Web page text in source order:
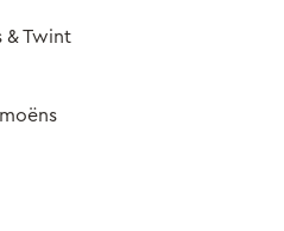
& Twint